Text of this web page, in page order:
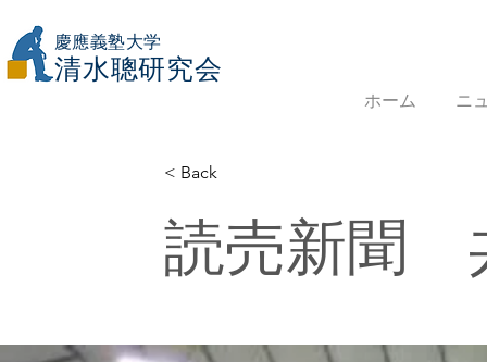
慶應義塾大学
​清水聰研究会
ホーム ニ
< Back
読売新聞